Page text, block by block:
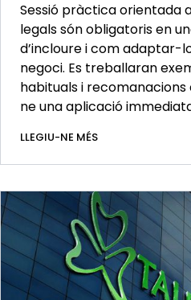
Sessió pràctica orientada
legals són obligatoris en
d’incloure i com adaptar-
negoci. Es treballaran
habituals i
ne una aplicació
LLEGIU-NE MÉS